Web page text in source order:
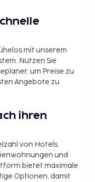
mit unserem
Nutzen Sie
um Preise zu
Angebote zu
ihren
von Hotels,
und
bietet maximale
Optionen, damit